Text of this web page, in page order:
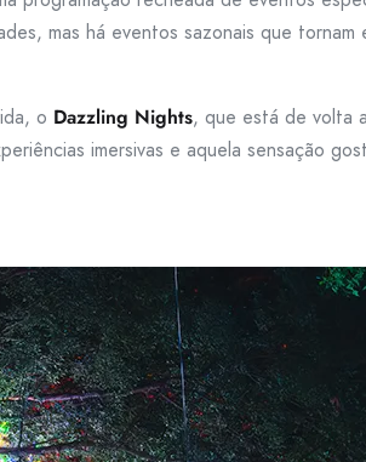
mas há eventos sazonais que tornam
o Dazzling Nights, que está de volta
imersivas e aquela sensação